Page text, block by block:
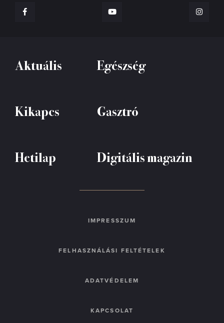
Aktuális Egészség
Kikapcs Gasztró
Hetilap Digitális magazin
IMPRESSZUM
FELHASZNÁLÁSI FELTÉTELEK
ADATVÉDELEM
KAPCSOLAT